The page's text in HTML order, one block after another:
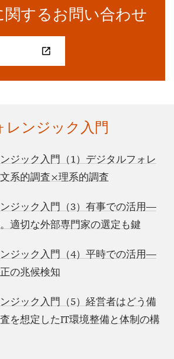
するお問い合わせ
レンジック入門
ジック入門（1）デジタルフォレ
系的調査×理系的調査
ジック入門（3）有事での活用―
適切な外部専門家の選定も鍵
ジック入門（4）平時での活用―
の兆候検知
ジック入門（5）経営者はどう備
を想定したIT環境整備と体制の構